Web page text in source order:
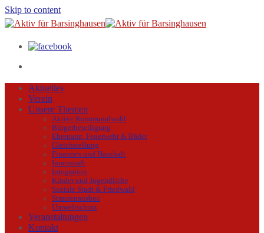
Skip to content
Aktuelles
Verein
Unsere Themen
Aktive Kommunalwahl
Bürgerbeteiligung
Ehrenamt, Feuerwehr & Bäder
Gleichstellung
Finanzen und Haushalt
Innenstadt
Integration
Kinder und Jugendliche
Soziale Stadt & Friedwald
Strassenausbau
Umweltschutz
Veranstaltungen
Kontakt